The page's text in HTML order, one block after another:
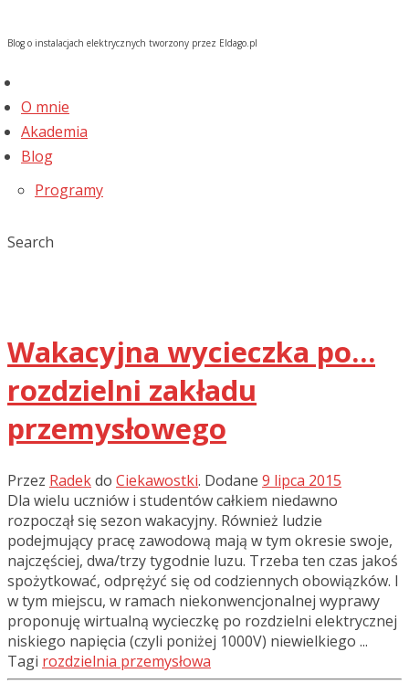
Blog o instalacjach elektrycznych tworzony przez Eldago.pl
O mnie
Akademia
Blog
Programy
Search
Wakacyjna wycieczka po…
rozdzielni zakładu
przemysłowego
Przez Radekdo Ciekawostki. Dodane 9 lipca 2015
Dla wielu uczniów i studentów całkiem niedawno
rozpoczął się sezon wakacyjny. Również ludzie
podejmujący pracę zawodową mają w tym okresie swoje,
najczęściej, dwa/trzy tygodnie luzu. Trzeba ten czas jakoś
spożytkować, odprężyć się od codziennych obowiązków. I
w tym miejscu, w ramach niekonwencjonalnej wyprawy
proponuję wirtualną wycieczkę po rozdzielni elektrycznej
niskiego napięcia (czyli poniżej 1000V) niewielkiego ...
Tagi rozdzielnia przemysłowa